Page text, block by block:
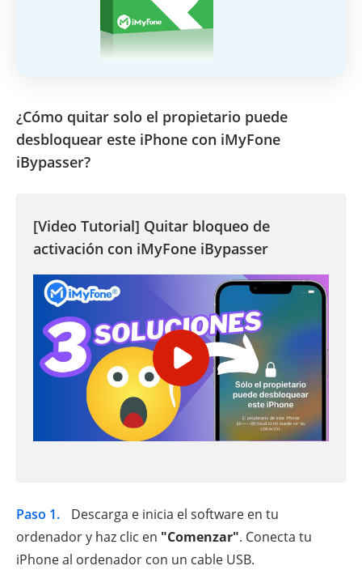
¿Cómo quitar solo el propietario puede
desbloquear este iPhone con iMyFone
iBypasser?
[Video Tutorial] Quitar bloqueo de
activación con iMyFone iBypasser
Paso 1.
Descarga e inicia el software en tu
ordenador y haz clic en "Comenzar". Conecta tu
iPhone al ordenador con un cable USB.